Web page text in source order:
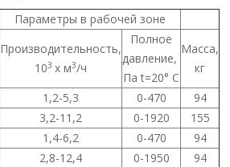
Параметры в рабочей зоне
Производительность,
103 х м3/ч
Полное
давление,
Па t=20° C
Масса,
кг
1,2-5,3 0-470
94
3,2-11,2 0-1920
155
1,4-6,2 0-470
94
2,8-12,4 0-1950 94